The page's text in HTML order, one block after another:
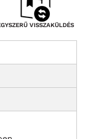
VISSZAKÜLDÉS